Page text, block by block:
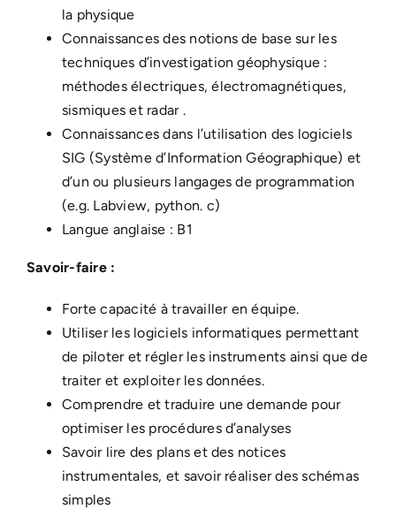
la physique
Connaissances des notions de base sur les
techniques d’investigation géophysique :
méthodes électriques, électromagnétiques,
sismiques et radar .
Connaissances dans l’utilisation des logiciels
SIG (Système d’Information Géographique) et
d’un ou plusieurs langages de programmation
(e.g. Labview, python. c)
Langue anglaise : B1
Savoir-faire :
Forte capacité à travailler en équipe.
Utiliser les logiciels informatiques permettant
de piloter et régler les instruments ainsi que de
traiter et exploiter les données.
Comprendre et traduire une demande pour
optimiser les procédures d’analyses
Savoir lire des plans et des notices
instrumentales, et savoir réaliser des schémas
simples